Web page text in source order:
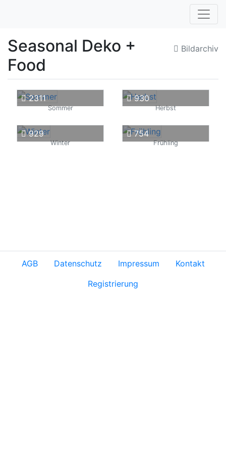
Bildarchiv
Seasonal Deko +
Food
2311
Sommer
930
Herbst
929
Winter
754
Frühling
AGB Datenschutz Impressum
Kontakt
Registrierung